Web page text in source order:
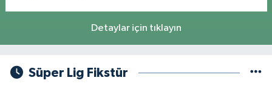
Detaylar için tıklayın
Süper Lig Fikstür